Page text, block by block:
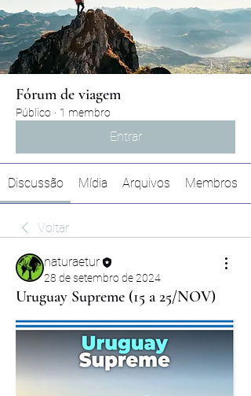
Fórum de viagem
Público · 1 membro
Entrar
Discussão Mídia Arquivos Membros
Voltar
naturaetur
28 de setembro de 2024
Uruguay Supreme (15 a 25/NOV)